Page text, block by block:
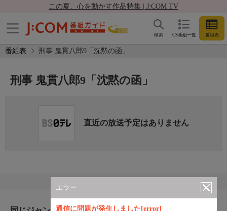
この夏、心を動かす作品特集 | J:COM TV
CS番組一覧 番組表
検索
番組表 刑事 鬼貫八郎9「沈黙の函」
エラー
通信に問題が発生しました[error]
刑事 鬼貫八郎9「沈黙の函」
直近の放送予定はありません